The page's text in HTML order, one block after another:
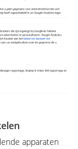
apparaten